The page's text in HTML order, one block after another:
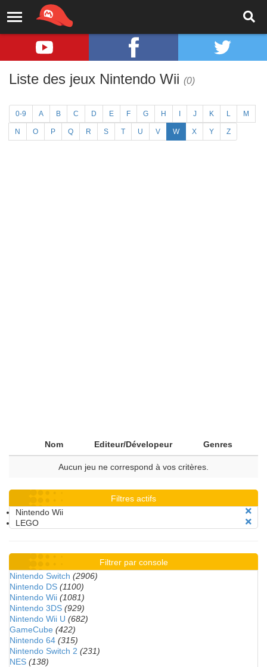
Liste des jeux Nintendo Wii (0)
0-9 A B C D E F G H J K L M
N O P Q R S T U V W X Y Z
Nom Editeur/Dévelopeur Genres
Aucun jeu ne correspond à vos critères.
Filtres actifs
Nintendo Wii
LEGO
Filtrer par console
Nintendo Switch (2906)
Nintendo DS (1100)
Nintendo Wii (1081)
Nintendo 3DS (929)
Nintendo Wii U (682)
GameCube (422)
Nintendo 64 (315)
Nintendo Switch 2 (231)
NES (138)